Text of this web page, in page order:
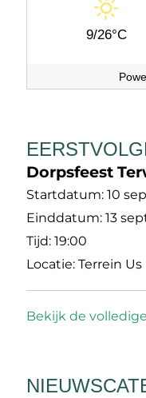
9/26°C
Dorpsfeest
Startdatum: 10
Einddatum: 13
Tijd: 19:00
Locatie: Terrein
Bekijk de